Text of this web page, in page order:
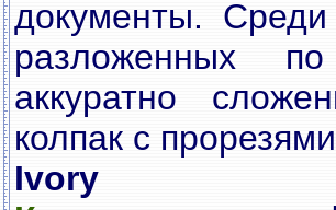
документы.
разложенных
аккуратно
колпак с
Ivory